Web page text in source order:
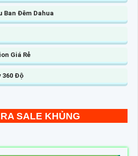
Ban Đêm Dahua
Giá Rẻ
360 Độ
SALE KHỦNG